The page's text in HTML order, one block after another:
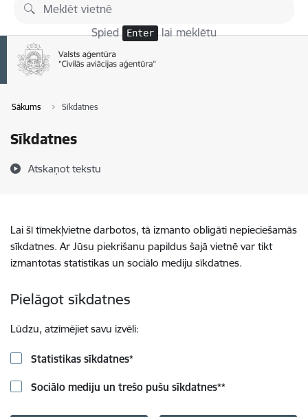
Pāriet uz lapas saturu
Spied Enter lai meklētu
Sākums Sīkdatnes
Sīkdatnes
Atskaņot tekstu
Lai šī tīmekļvietne darbotos, tā izmanto obligāti nepieciešamās
sīkdatnes. Ar Jūsu piekrišanu papildus šajā vietnē var tikt
izmantotas statistikas un sociālo mediju sīkdatnes.
Pielāgot sīkdatnes
Lūdzu, atzīmējiet savu izvēli:
Statistikas sīkdatnes*
Sociālo mediju un trešo pušu sīkdatnes**